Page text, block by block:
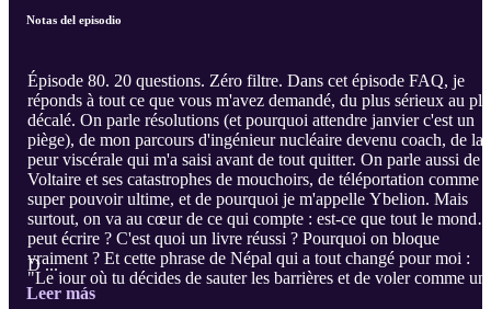
Notas del episodio
Épisode 80. 20 questions. Zéro filtre. Dans cet épisode FAQ, je
réponds à tout ce que vous m'avez demandé, du plus sérieux au
décalé. On parle résolutions (et pourquoi attendre janvier c'est un
piège), de mon parcours d'ingénieur nucléaire devenu coach, de la
peur viscérale qui m'a saisi avant de tout quitter. On parle aussi de
Voltaire et ses catastrophes de mouchoirs, de téléportation comme
super pouvoir ultime, et de pourquoi je m'appelle Ybelion. Mais
surtout, on va au cœur de ce qui compte : est-ce que tout le monde
peut écrire ? C'est quoi un livre réussi ? Pourquoi on bloque
vraiment ? Et cette phrase de Népal qui a tout changé pour moi :
"Le jour où tu décides de sauter les barrières et de voler comme un
esprit libre, tu sentiras même plus la pression." Un épisode pour
D ...
Leer más